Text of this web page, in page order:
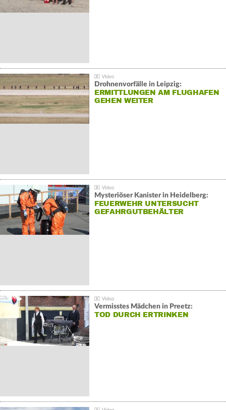
Drohnenvorfälle in Leipzig:
ERMITTLUNGEN AM FLUGHAFEN
GEHEN WEITER
Mysteriöser Kanister in Heidelberg:
FEUERWEHR UNTERSUCHT
GEFAHRGUTBEHÄLTER
Vermisstes Mädchen in Preetz:
TOD DURCH ERTRINKEN